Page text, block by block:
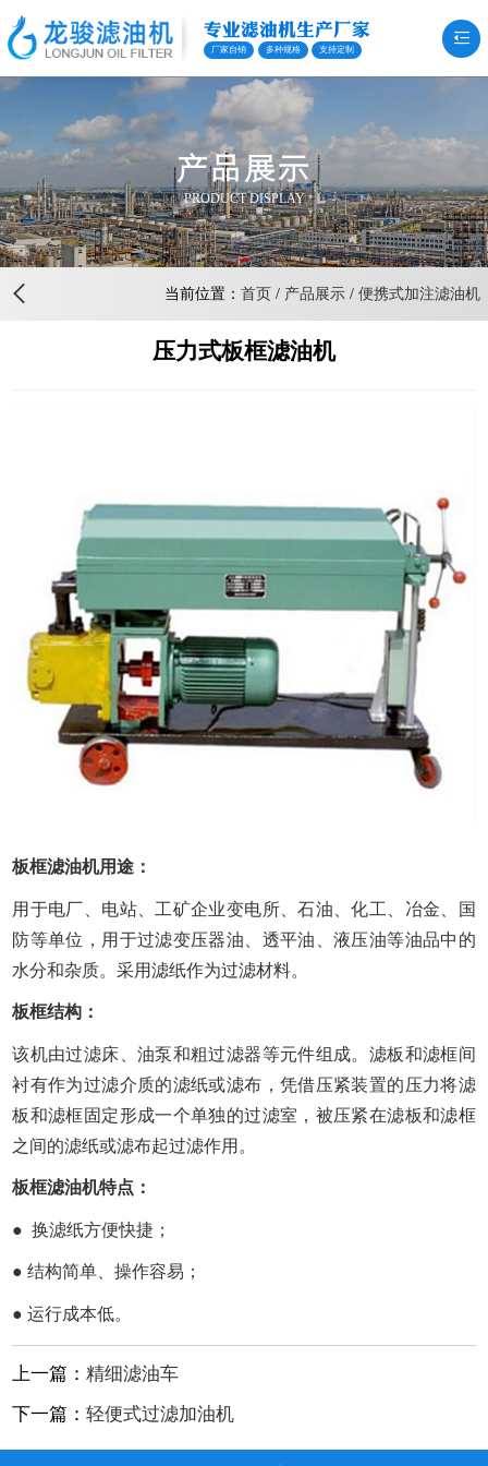
专业滤油机生产厂家
厂家自销 多种规格 支持定制
产品展示
PRODUCT DISPLAY
当前位置： 首页 / 产品展示 / 便携式加注滤油机
压力式板框滤油机
板框滤油机用途：
用于电厂、电站、工矿企业变电所、石油、化工、冶金、国
防等单位，用于过滤变压器油、透平油、液压油等油品中的
水分和杂质。采用滤纸作为过滤材料。
板框结构：
该机由过滤床、油泵和粗过滤器等元件组成。滤板和滤框间
衬有作为过滤介质的滤纸或滤布，凭借压紧装置的压力将滤
板和滤框固定形成一个单独的过滤室，被压紧在滤板和滤框
之间的滤纸或滤布起过滤作用。
板框滤油机特点：
● 换滤纸方便快捷；
● 结构简单、操作容易；
● 运行成本低。
上一篇：精细滤油车
下一篇：轻便式过滤加油机